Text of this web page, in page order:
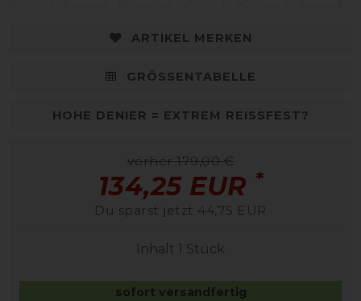
ARTIKEL MERKEN
GRÖSSENTABELLE
HOHE DENIER = EXTREM REISSFEST?
vorher 179,00 €
134,25 EUR *
Du sparst jetzt 44,75 EUR
Inhalt 1 Stück
sofort versandfertig